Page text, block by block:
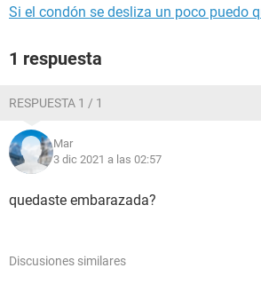
Si el condón se desliza un poco puedo
1 respuesta
RESPUESTA 1 / 1
Mar
3 dic 2021 a las 02:57
quedaste embarazada?
Discusiones similares